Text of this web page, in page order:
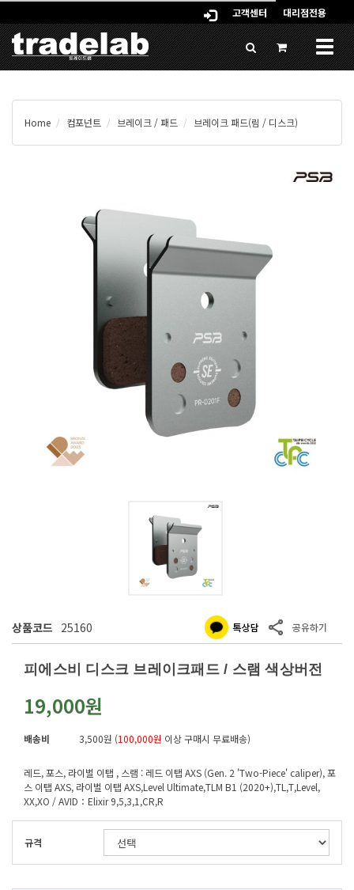
고객센터 대리점전용
Home 컴포넌트 브레이크 / 패드 브레이크 패드(림 / 디스크)
상품코드 25160
피에스비 디스크 브레이크패드 / 스램 색상버전
19,000원
배송비 3,500원 (100,000원 이상 구매시 무료배송)
레드, 포스, 라이벌 이탭 , 스램 : 레드 이탭 AXS (Gen. 2 'Two-Piece' caliper), 포
스 이탭 AXS, 라이벌 이탭 AXS,Level Ultimate,TLM B1 (2020+),TL,T,Level,
XX,XO / AVID：Elixir 9,5,3,1,CR,R
규격